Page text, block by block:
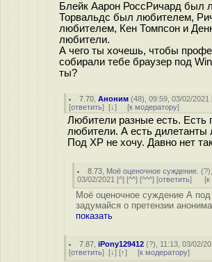
Блейк Аарон РоссРичард был
Торвальдс был любителем,
любителем, Кен Томпсон и
любители.
А чего ты хочешь, чтобы
собирали тебе браузер под
ты?
7.70 ,Аноним (48), 09:59, 03/02/2021
[ответить] [↓] [к модератору]
Любители разные есть. Есть
любители. А есть дилетанты
Под XP не хочу. Давно нет
8.73 Моё оценочное суждение. (?
03/02/2021 [^] [^^] [^^^] [ответить] [к
Моё оценочное суждение А
задумайся о претензии
показать
7.87 ,iPony129412 (?), 11:13, 03/02/
[ответить] [↓] [↑] [к модератору]